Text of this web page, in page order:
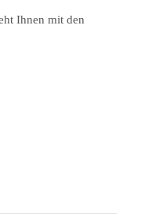
Ihnen mit den